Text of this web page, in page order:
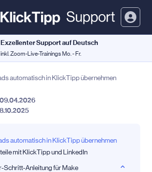
Exzellenter Support auf Deutsch
inkl. Zoom-Live-Trainings Mo. - Fr.
automatisch in KlickTipp übernehmen
09.04.2026
automatisch in KlickTipp übernehmen
mit KlickTipp und LinkedIn
Schritt-Anleitung für Make